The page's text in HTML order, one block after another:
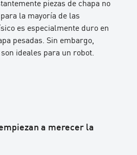
piezas de chapa no
la mayoría de las
es especialmente duro en
pesadas. Sin embargo,
ideales para un robot.
a merecer la